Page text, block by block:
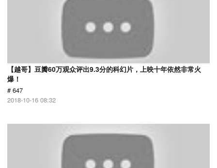
【越哥】豆瓣60万观众评出9.3分的科幻片，上映十年依然非常火
爆！
# 647
2018-10-16 08:32